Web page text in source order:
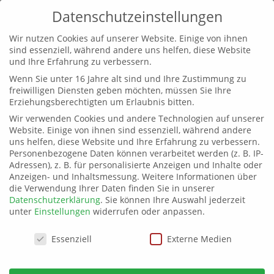
Datenschutzeinstellungen
Wir nutzen Cookies auf unserer Website. Einige von ihnen
sind essenziell, während andere uns helfen, diese Website
und Ihre Erfahrung zu verbessern.
Wenn Sie unter 16 Jahre alt sind und Ihre Zustimmung zu
freiwilligen Diensten geben möchten, müssen Sie Ihre
Erziehungsberechtigten um Erlaubnis bitten.
Wir verwenden Cookies und andere Technologien auf unserer
Website. Einige von ihnen sind essenziell, während andere
uns helfen, diese Website und Ihre Erfahrung zu verbessern.
Personenbezogene Daten können verarbeitet werden (z. B. IP-
Adressen), z. B. für personalisierte Anzeigen und Inhalte oder
Anzeigen- und Inhaltsmessung. Weitere Informationen über
die Verwendung Ihrer Daten finden Sie in unserer
Datenschutzerklärung. Sie können Ihre Auswahl jederzeit
unter Einstellungen widerrufen oder anpassen.
Datenschutzeinstellungen
Essenziell Externe Medien